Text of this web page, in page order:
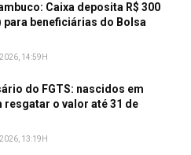
Caixa deposita R$ 300
para beneficiárias do Bolsa
14:59H
do FGTS: nascidos em
o valor até 31 de
13:19H